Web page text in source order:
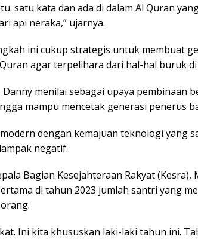
satu kata dan ada di dalam Al Quran
api neraka,” ujarnya.
ini cukup strategis untuk membuat
agar terpelihara dari hal-hal buruk di
Danny menilai sebagai upaya pembinaan
mampu mencetak generasi penerus
dengan kemajuan teknologi yang
negatif.
Bagian Kesejahteraan Rakyat
di tahun 2023 jumlah santri yang
Ini kita khususkan laki-laki tahun ini.